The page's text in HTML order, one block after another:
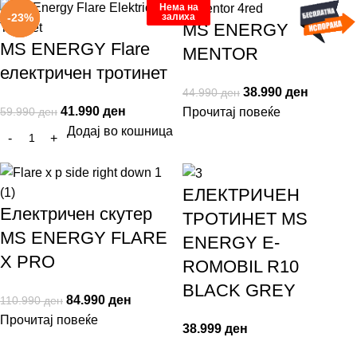
-30%
MS ENERGY Flare
електричен тротинет
59.990ден 41.990 ден
Додај во кошница
Нема на
залиха
-13%
MS ENERGY
MENTOR
44.990ден 38.990 ден
Прочитај повеќе
Нема на
залиха
-23%
Електричен скутер
MS ENERGY FLARE
X PRO
110.990ден 84.990 ден
Прочитај повеќе
ЕЛЕКТРИЧЕН
ТРОТИНЕТ MS
ENERGY E-
ROMOBIL R10
BLACK GREY
38.999 ден